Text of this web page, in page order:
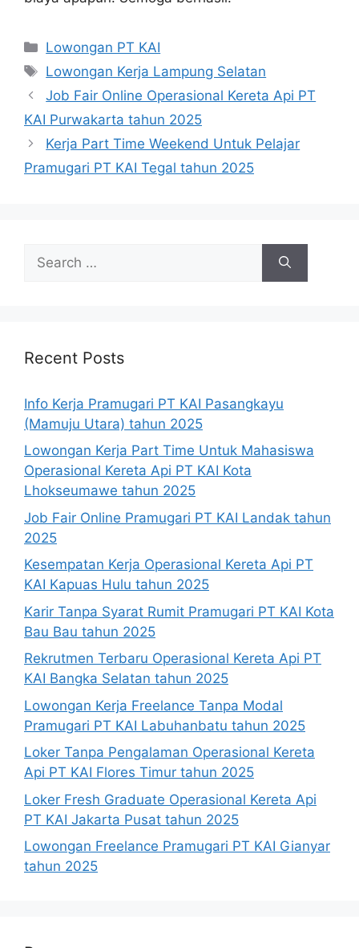
Categories
Lowongan PT KAI
Tags
Lowongan Kerja Lampung Selatan
Job Fair Online Operasional Kereta Api PT
KAI Purwakarta tahun 2025
Kerja Part Time Weekend Untuk Pelajar
Pramugari PT KAI Tegal tahun 2025
for:
Recent Posts
Info Kerja Pramugari PT KAI Pasangkayu
(Mamuju Utara) tahun 2025
Lowongan Kerja Part Time Untuk Mahasiswa
Operasional Kereta Api PT KAI Kota
Lhokseumawe tahun 2025
Job Fair Online Pramugari PT KAI Landak tahun
2025
Kesempatan Kerja Operasional Kereta Api PT
KAI Kapuas Hulu tahun 2025
Karir Tanpa Syarat Rumit Pramugari PT KAI Kota
Bau Bau tahun 2025
Rekrutmen Terbaru Operasional Kereta Api PT
KAI Bangka Selatan tahun 2025
Lowongan Kerja Freelance Tanpa Modal
Pramugari PT KAI Labuhanbatu tahun 2025
Loker Tanpa Pengalaman Operasional Kereta
Api PT KAI Flores Timur tahun 2025
Loker Fresh Graduate Operasional Kereta Api
PT KAI Jakarta Pusat tahun 2025
Lowongan Freelance Pramugari PT KAI Gianyar
tahun 2025